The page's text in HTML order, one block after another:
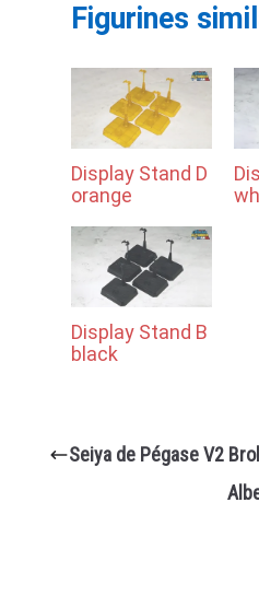
Figurines
Display Stand D
orange
Display Stand B
black
Seiya de Pégase V2